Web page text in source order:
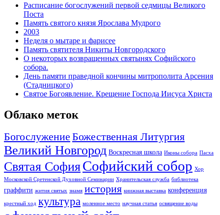
Расписание богослужений первой седмицы Великого
Поста
Память святого князя Ярослава Мудрого
2003
Неделя о мытаре и фарисее
Память святителя Никиты Новгородского
О некоторых возвращенных святынях Софийского
собора.
День памяти праведной кончины митрополита Арсения
(Стадницкого)
Святое Богоявление. Крещение Господа Иисуса Христа
Облако меток
Богослужение Божественная Литургия
Великий Новгород Воскресная школа Иконы собора Пасха
Святая СофияСофийский собор Хор
Московской Сретенской Духовной Семинарии Хранительская служба библиотека
граффити жития святых знамя история книжная выставка конференция
крестный ход культура моленное место научная статья освящение воды